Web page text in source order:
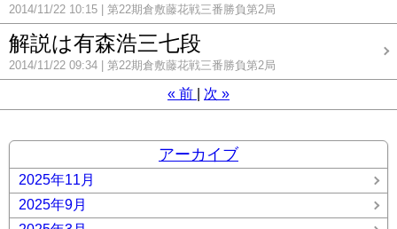
2014/11/22 10:15 第22期倉敷藤花戦三番勝負第2局
解説は有森浩三七段
2014/11/22 09:34 第22期倉敷藤花戦三番勝負第2局
« 前 次 »
アーカイブ
2025年11月
2025年9月